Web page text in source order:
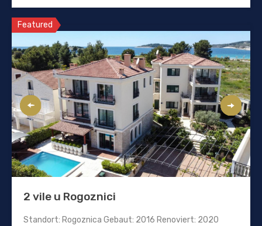
Featured
2 vile u Rogoznici
Standort: Rogoznica Gebaut: 2016 Renoviert: 2020